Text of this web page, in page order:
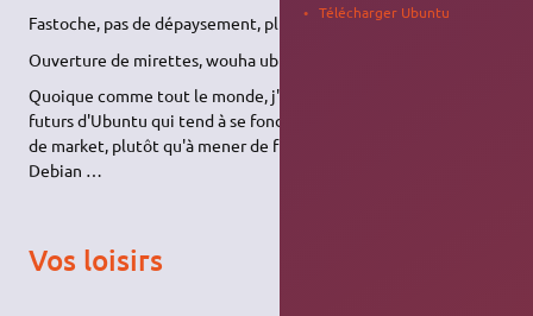
Fastoche, pas de dépaysement, plus de soucis !
Ouverture de mirettes, wouha ubuntu == back to the future
Quoique comme tout le monde, j'ai des inquiétudes pour les
futurs d'Ubuntu qui tend à se fondre dans la masse des produits
de market, plutôt qu'à mener de front et au fond comme
Debian …
Vos loisirs
Télécharger Ubuntu